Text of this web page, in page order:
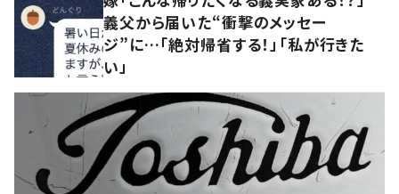
義父から届いた“衝撃のメッセー
ジ”に…「絶対帰省する！」「私が行きた
い」